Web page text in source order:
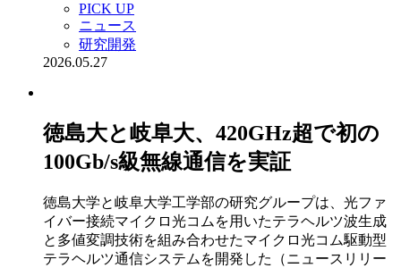
PICK UP
ニュース
研究開発
2026.05.27
徳島大と岐阜大、420GHz超で初の
100Gb/s級無線通信を実証
徳島大学と岐阜大学工学部の研究グループは、光ファ
イバー接続マイクロ光コムを用いたテラヘルツ波生成
と多値変調技術を組み合わせたマイクロ光コム駆動型
テラヘルツ通信システムを開発した（ニュースリリー